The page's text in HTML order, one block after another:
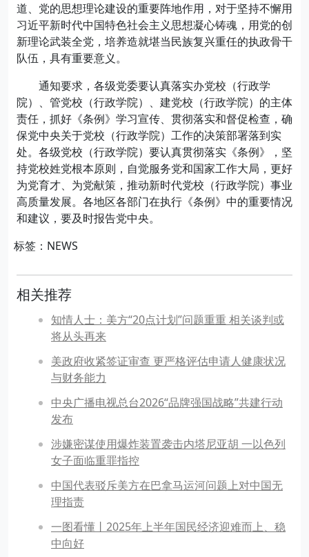
道、党的思想理论建设的重要阵地作用，对于坚持不懈用
习近平新时代中国特色社会主义思想凝心铸魂，用党的创
新理论武装全党，培养造就堪当民族复兴重任的执政骨干
队伍，具有重要意义。
通知要求，各级党委要认真落实办党校（行政学
院）、管党校（行政学院）、建党校（行政学院）的主体
责任，抓好《条例》学习宣传、贯彻落实和督促检查，确
保党中央关于党校（行政学院）工作的决策部署落到实
处。各级党校（行政学院）要认真贯彻落实《条例》，坚
持党校姓党根本原则，自觉服务党和国家工作大局，更好
为党育才、为党献策，推动新时代党校（行政学院）事业
高质量发展。各地区各部门在执行《条例》中的重要情况
和建议，要及时报告党中央。
标签：NEWS
相关推荐
知情人士：美方“20点计划”问题重重 相关谈判或
将从头再来
美政府收紧签证审查 更严格评估申请人健康状况
与财务能力
中央广播电视总台2026“品牌强国战略”共建行动
发布
涉嫌密谋使用爆炸装置袭击内塔尼亚胡 一以色列
女子面临重罪指控
中国代表驳斥美方在巴拿马运河问题上对中国无
理指责
一图看懂丨2025年上半年国民经济迎难而上、稳
中向好